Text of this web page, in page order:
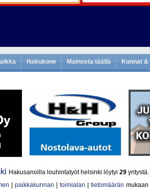
Hakukone Mainosta täällä Kunnat
Hakusanoilla louhintatyöt helsinki löytyi 29 yritystä.
paikkakunnan toimialan tietomäärän mukaan